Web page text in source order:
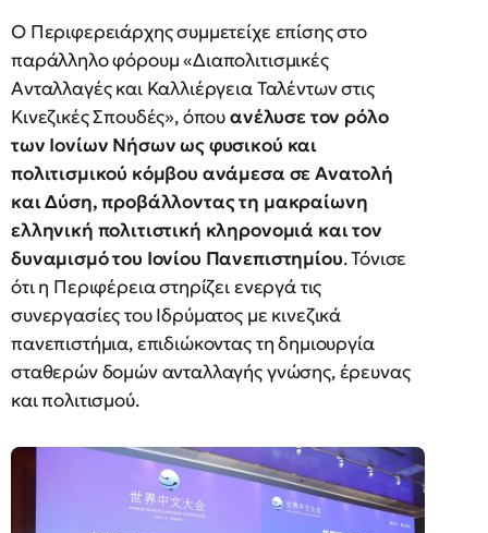
Ο Περιφερειάρχης συμμετείχε επίσης στο
παράλληλο φόρουμ «Διαπολιτισμικές
Ανταλλαγές και Καλλιέργεια Ταλέντων στις
Κινεζικές Σπουδές», όπουανέλυσε τον ρόλο
των Ιονίων Νήσων ως φυσικού και
πολιτισμικού κόμβου ανάμεσα σε Ανατολή
και Δύση, προβάλλοντας τη μακραίωνη
ελληνική πολιτιστική κληρονομιά και τον
δυναμισμό του Ιονίου Πανεπιστημίου. Τόνισε
ότι η Περιφέρεια στηρίζει ενεργά τις
συνεργασίες του Ιδρύματος με κινεζικά
πανεπιστήμια, επιδιώκοντας τη δημιουργία
σταθερών δομών ανταλλαγής γνώσης, έρευνας
και πολιτισμού.